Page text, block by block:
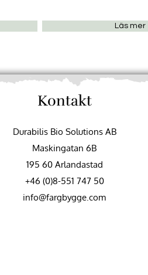
Läs mer
Kontakt
Durabilis Bio Solutions AB
Maskingatan 6B
195 60 Arlandastad
+46 (0)8-551 747 50
info@fargbygge.com